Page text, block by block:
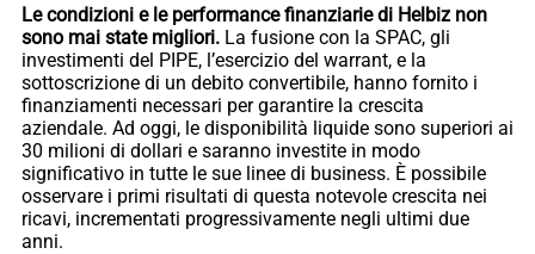
Le condizioni e le performance finanziarie di Helbiz non
sono mai state migliori. La fusione con la SPAC, gli
investimenti del PIPE, l’esercizio del warrant, e la
sottoscrizione di un debito convertibile, hanno fornito i
finanziamenti necessari per garantire la crescita
aziendale. Ad oggi, le disponibilità liquide sono superiori ai
30 milioni di dollari e saranno investite in modo
significativo in tutte le sue linee di business. È possibile
osservare i primi risultati di questa notevole crescita nei
ricavi, incrementati progressivamente negli ultimi due
anni.